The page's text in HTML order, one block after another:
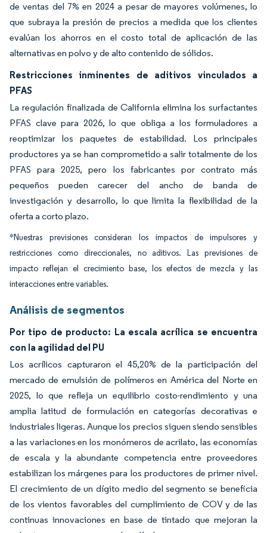
de ventas del 7% en 2024 a pesar de mayores volúmenes, lo
que subraya la presión de precios a medida que los clientes
evalúan los ahorros en el costo total de aplicación de las
alternativas en polvo y de alto contenido de sólidos.
Restricciones inminentes de aditivos vinculados a
PFAS
La regulación finalizada de California elimina los surfactantes
PFAS clave para 2026, lo que obliga a los formuladores a
reoptimizar los paquetes de estabilidad. Los principales
productores ya se han comprometido a salir totalmente de los
PFAS para 2025, pero los fabricantes por contrato más
pequeños pueden carecer del ancho de banda de
investigación y desarrollo, lo que limita la flexibilidad de la
oferta a corto plazo.
*Nuestras previsiones consideran los impactos de impulsores y
restricciones como direccionales, no aditivos. Las previsiones de
impacto reflejan el crecimiento base, los efectos de mezcla y las
interacciones entre variables.
Análisis de segmentos
Por tipo de producto: La escala acrílica se encuentra
con la agilidad del PU
Los acrílicos capturaron el 45,20% de la participación del
mercado de emulsión de polímeros en América del Norte en
2025, lo que refleja un equilibrio costo-rendimiento y una
amplia latitud de formulación en categorías decorativas e
industriales ligeras. Aunque los precios siguen siendo sensibles
a las variaciones en los monómeros de acrilato, las economías
de escala y la abundante competencia entre proveedores
estabilizan los márgenes para los productores de primer nivel.
El crecimiento de un dígito medio del segmento se beneficia
de los vientos favorables del cumplimiento de COV y de las
continuas innovaciones en base de tintado que mejoran la